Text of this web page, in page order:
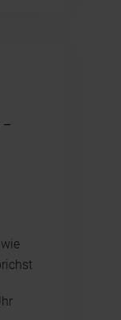
–